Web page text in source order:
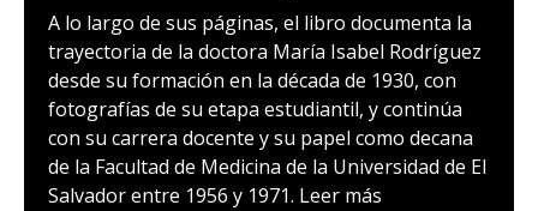
A lo largo de sus páginas, el libro documenta la
trayectoria de la doctora María Isabel Rodríguez
desde su formación en la década de 1930, con
fotografías de su etapa estudiantil, y continúa
con su carrera docente y su papel como decana
de la Facultad de Medicina de la Universidad de El
Salvador entre 1956 y 1971. Leer más